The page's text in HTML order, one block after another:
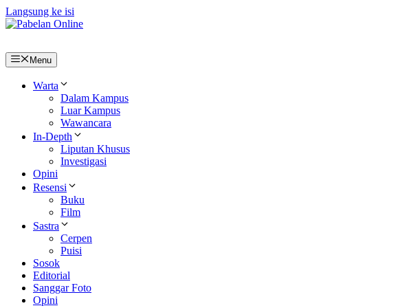
Langsung ke isi
Menu
Warta
Dalam Kampus
Luar Kampus
Wawancara
In-Depth
Liputan Khusus
Investigasi
Opini
Resensi
Buku
Film
Sastra
Cerpen
Puisi
Sosok
Editorial
Sanggar Foto
Opini